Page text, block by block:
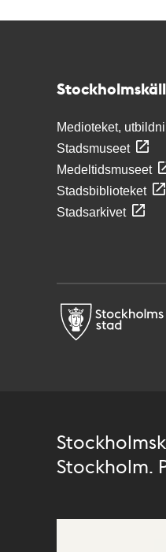
Medioteket,
Stadsmuseet
Medeltidsmuseet
Stadsbiblioteket
Stadsarkivet
Stockholm.